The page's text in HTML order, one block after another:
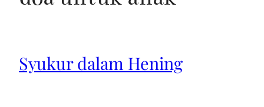
Syukur dalam Hening